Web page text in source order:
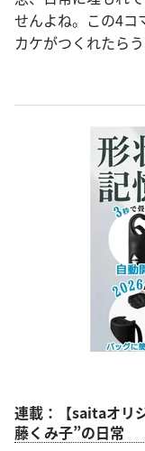
せんよね。この4コ
カケがつくれたらう
連載：【saitaオリ
藤くみ子”の日常